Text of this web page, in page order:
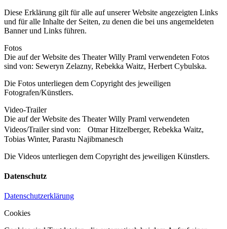
Diese Erklärung gilt für alle auf unserer Website angezeigten Links
und für alle Inhalte der Seiten, zu denen die bei uns angemeldeten
Banner und Links führen.
Fotos
Die auf der Website des Theater Willy Praml verwendeten Fotos
sind von: Seweryn Zelazny, Rebekka Waitz, Herbert Cybulska.
Die Fotos unterliegen dem Copyright des jeweiligen
Fotografen/Künstlers.
Video-Trailer
Die auf der Website des Theater Willy Praml verwendeten
Videos/Trailer sind von: Otmar Hitzelberger, Rebekka Waitz,
Tobias Winter, Parastu Najibmanesch
Die Videos unterliegen dem Copyright des jeweiligen Künstlers.
Datenschutz
Datenschutzerklärung
Cookies